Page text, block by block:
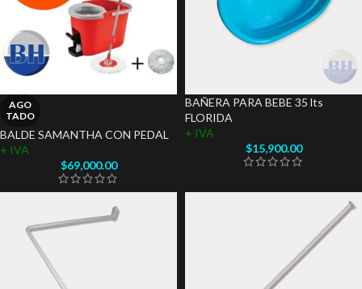
AGO
TADO
BALDE SAMANTHA CON PEDAL
+ IVA
$69,000.00
BAÑERA PARA BEBE 35 lts
FLORIDA
+ IVA
$15,900.00